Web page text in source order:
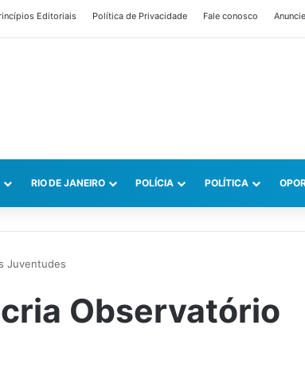
Editoriais Política de Privacidade Fale conosco Anuncie
RIO DE JANEIRO POLÍCIA POLÍTICA
Juventudes
Observatório